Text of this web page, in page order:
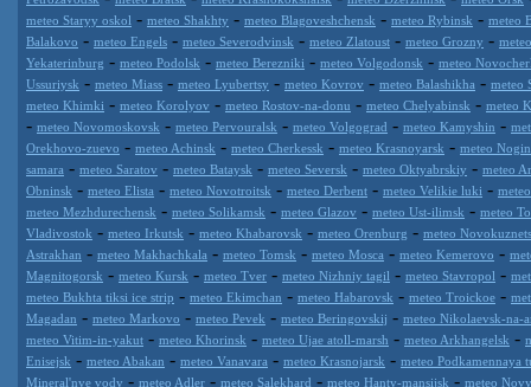
meteo Staryy oskol - meteo Shakhty - meteo Blagoveshchensk - meteo Rybinsk - meteo
Balakovo - meteo Engels - meteo Severodvinsk - meteo Zlatoust - meteo Grozny -
Yekaterinburg - meteo Podolsk - meteo Berezniki - meteo Volgodonsk - meteo
Ussuriysk - meteo Miass - meteo Lyubertsy - meteo Kovrov - meteo Balashikha - meteo
meteo Khimki - meteo Korolyov - meteo Rostov-na-donu - meteo Chelyabinsk - meteo
- meteo Novomoskovsk - meteo Pervouralsk - meteo Volgograd - meteo Kamyshin -
Orekhovo-zuevo - meteo Achinsk - meteo Cherkessk - meteo Krasnoyarsk - meteo
samara - meteo Saratov - meteo Bataysk - meteo Seversk - meteo Oktyabrskiy - meteo
Obninsk - meteo Elista - meteo Novotroitsk - meteo Derbent - meteo Velikie luki -
meteo Mezhdurechensk - meteo Solikamsk - meteo Glazov - meteo Ust-ilimsk - meteo
Vladivostok - meteo Irkutsk - meteo Khabarovsk - meteo Orenburg - meteo
Astrakhan - meteo Makhachkala - meteo Tomsk - meteo Mosca - meteo Kemerovo -
Magnitogorsk - meteo Kursk - meteo Tver - meteo Nizhniy tagil - meteo Stavropol -
meteo Bukhta tiksi ice strip - meteo Ekimchan - meteo Habarovsk - meteo Troickoe -
Magadan - meteo Markovo - meteo Pevek - meteo Beringovskij - meteo Nikolaevsk-na-
meteo Vitim-in-yakut - meteo Khorinsk - meteo Ujae atoll-marsh - meteo Arkhangelsk -
Enisejsk - meteo Abakan - meteo Vanavara - meteo Krasnojarsk - meteo Podkamennaya
Mineral'nye vody - meteo Adler - meteo Salekhard - meteo Hanty-mansijsk - meteo